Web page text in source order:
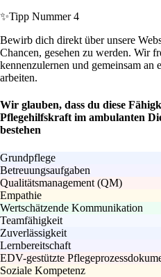
✨Tipp Nummer 4
Bewirb dich direkt über unsere
Chancen, gesehen zu werden. Wir
kennenzulernen und gemeinsam an
arbeiten.
Wir glauben, dass du diese
Pflegehilfskraft im ambulanten
bestehen
Grundpflege
Betreuungsaufgaben
Qualitätsmanagement (QM)
Empathie
Wertschätzende Kommunikation
Teamfähigkeit
Zuverlässigkeit
Lernbereitschaft
EDV-gestützte
Soziale Kompetenz